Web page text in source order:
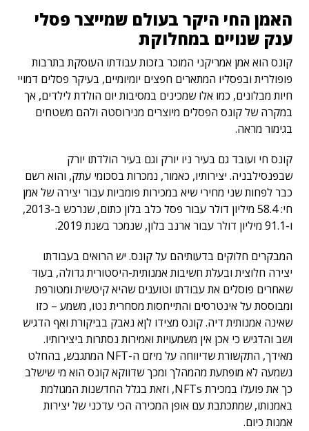
האמן החי היקר בעולם שמייצר פסלי
ענק שנויים במחלוקת
קונס הוא אמן אמריקני המוכר בזכות עבודתו העוסקת בתרבות
פופולרית ובפסליו המתארים חפצים יומיומיים, בעיקר פסלים דמויי
חיות מבלונים, כמו אלו שמכינים במסיבות יום הולדת לילדים, אך
במקרה של קונס הפסלים מיוצרים מנירוסטה ולהם משטחים
בגימור מראה.
קונס חי ועובד גם בעיר ניו יורק וגם בעיר הולדתו יורק
שבפנסילבניה. יצירותיו, כאמור, נמכרות בסכומי עתק, והוא רשם
כבר לפחות שני מחירי שיא במכירות פומביות עבור יצירה של אמן
חי: 58.4 מיליון דולר עבור פסל כלב בלון כתום, שנרכש ב-2013,
ו-91.1 מיליון דולר עבור ארנב בלון, שנמכר בשנת 2019.
המבקרים חלוקים בדעותיהם על קונס. יש הרואים בעבודתו
יצירה חלוצית ובעלת חשיבות אמנותית-היסטורית גדולה, בעוד
שאחרים פוסלים את עבודתו וטוענים שהיא קיטשית ומטורפת
ומבוססת על אינטרסים והתייחסות מסחרית נטו, משמע – כזו
שאינה אמנותית דיה. קונס מצידו לןא נאבק בביקורת ואף הדגיש
ושב והדגיש כי אכן אין משמעויות ואמירות נסתרות ביצירותיו.
מאידך, התקשורת שדיווחה על מיזם ה-NFT המתגבש, בהחלט
נשמעה לא מופתעת מהמהלך ומכך שדווקא קונס הוא מי שישלב
כך את פועלו במכירת NFTs, וזאת בגלל החדשנות המגולמת
באמנותו, שמתכתבת עם אופן המכירה הכי עדכני של יצירות
אמנות כיום.